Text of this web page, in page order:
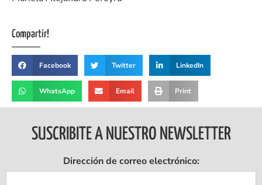
Compartir!
Facebook Twitter LinkedIn
WhatsApp Email Print
SUSCRIBITE A NUESTRO NEWSLETTER
Dirección de correo electrónico: